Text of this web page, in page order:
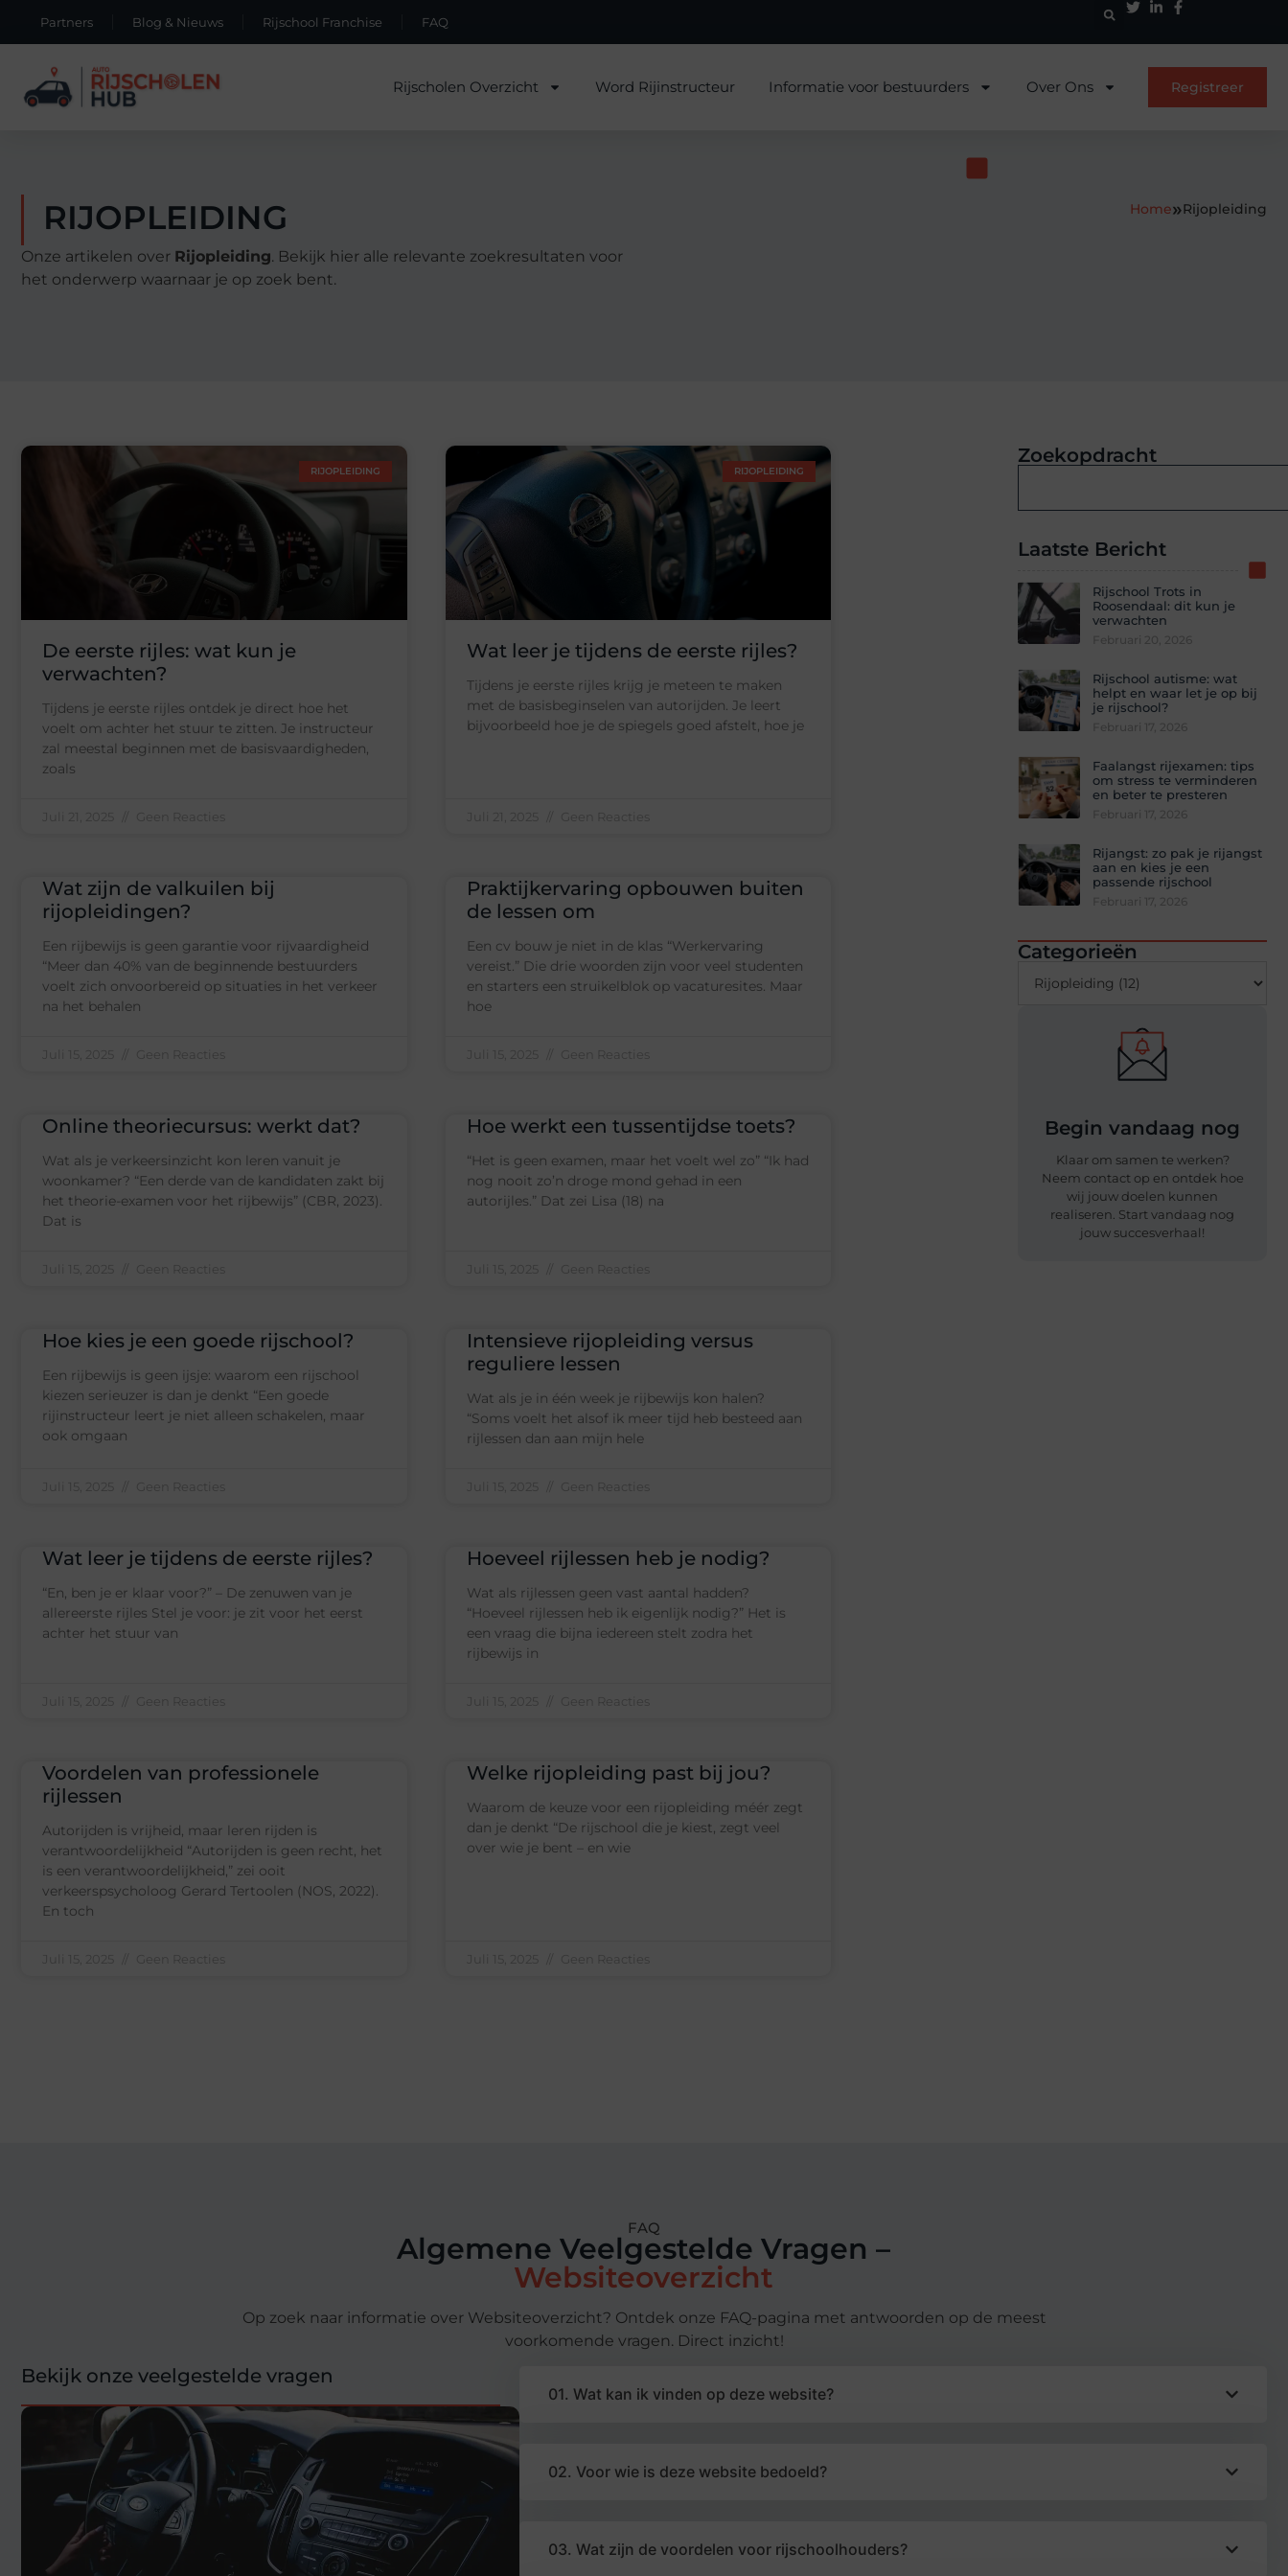
Partners Blog & Nieuws Rijschool Franchise FAQ
Rijscholen Overzicht Word Rijinstructeur Informatie voor bestuurders Over Ons Registreer
RIJOPLEIDING
Onze artikelen over Rijopleiding. Bekijk hier alle relevante zoekresultaten voor
het onderwerp waarnaar je op zoek bent.
Home»Rijopleiding
RIJOPLEIDING
De eerste rijles: wat kun je
verwachten?
Tijdens je eerste rijles ontdek je direct hoe het
voelt om achter het stuur te zitten. Je instructeur
zal meestal beginnen met de basisvaardigheden,
zoals
RIJOPLEIDING
Wat leer je tijdens de eerste rijles?
Tijdens je eerste rijles krijg je meteen te maken
met de basisbeginselen van autorijden. Je leert
bijvoorbeeld hoe je de spiegels goed afstelt, hoe je
Wat zijn de valkuilen bij
rijopleidingen?
Een rijbewijs is geen garantie voor rijvaardigheid
“Meer dan 40% van de beginnende bestuurders
voelt zich onvoorbereid op situaties in het verkeer
na het behalen
Praktijkervaring opbouwen buiten
de lessen om
Een cv bouw je niet in de klas “Werkervaring
vereist.” Die drie woorden zijn voor veel studenten
en starters een struikelblok op vacaturesites. Maar
hoe
Online theoriecursus: werkt dat?
Wat als je verkeersinzicht kon leren vanuit je
woonkamer? “Een derde van de kandidaten zakt bij
het theorie-examen voor het rijbewijs” (CBR, 2023).
Dat is
Hoe werkt een tussentijdse toets?
“Het is geen examen, maar het voelt wel zo” “Ik had
nog nooit zo’n droge mond gehad in een
autorijles.” Dat zei Lisa (18) na
Hoe kies je een goede rijschool?
Een rijbewijs is geen ijsje: waarom een rijschool
kiezen serieuzer is dan je denkt “Een goede
rijinstructeur leert je niet alleen schakelen, maar
ook omgaan
Intensieve rijopleiding versus
reguliere lessen
Wat als je in één week je rijbewijs kon halen?
“Soms voelt het alsof ik meer tijd heb besteed aan
rijlessen dan aan mijn hele
Wat leer je tijdens de eerste rijles?
“En, ben je er klaar voor?” – De zenuwen van je
allereerste rijles Stel je voor: je zit voor het eerst
achter het stuur van
Hoeveel rijlessen heb je nodig?
Wat als rijlessen geen vast aantal hadden?
“Hoeveel rijlessen heb ik eigenlijk nodig?” Het is
een vraag die bijna iedereen stelt zodra het
rijbewijs in
Voordelen van professionele
rijlessen
Autorijden is vrijheid, maar leren rijden is
verantwoordelijkheid “Autorijden is geen recht, het
is een verantwoordelijkheid,” zei ooit
verkeerspsycholoog Gerard Tertoolen (NOS, 2022).
En toch
Welke rijopleiding past bij jou?
Waarom de keuze voor een rijopleiding méér zegt
dan je denkt “De rijschool die je kiest, zegt veel
over wie je bent – en wie
Zoekopdracht
Laatste Bericht
Rijschool Trots in
Roosendaal: dit kun je
verwachten
Rijschool autisme: wat
helpt en waar let je op bij
je rijschool?
Faalangst rijexamen: tips
om stress te verminderen
en beter te presteren
Rijangst: zo pak je rijangst
aan en kies je een
passende rijschool
Categorieën
Begin vandaag nog
Klaar om samen te werken?
Neem contact op en ontdek hoe
wij jouw doelen kunnen
realiseren. Start vandaag nog
jouw succesverhaal!
FAQ
Algemene Veelgestelde Vragen –
Websiteoverzicht
Op zoek naar informatie over Websiteoverzicht? Ontdek onze FAQ-pagina met antwoorden op de meest
voorkomende vragen. Direct inzicht!
01. Wat kan ik vinden op deze website?
02. Voor wie is deze website bedoeld?
03. Wat zijn de voordelen voor rijschoolhouders?
Bekijk onze veelgestelde vragen